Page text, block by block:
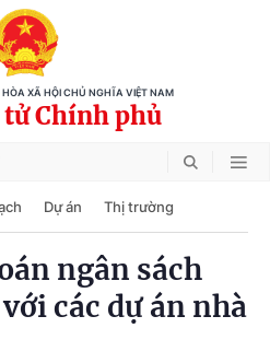
XÃ HỘI CHỦ NGHĨA VIỆT NAM
Chính phủ
Dự án Thị trường
ngân sách
các dự án nhà